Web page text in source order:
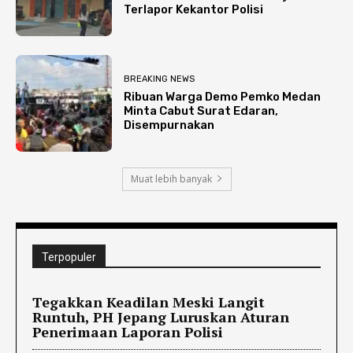
Terlapor Kekantor Polisi
BREAKING NEWS
Ribuan Warga Demo Pemko Medan
Minta Cabut Surat Edaran,
Disempurnakan
Muat lebih banyak
Terpopuler
Tegakkan Keadilan Meski Langit
Runtuh, PH Jepang Luruskan Aturan
Penerimaan Laporan Polisi